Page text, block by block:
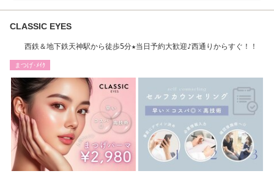
CLASSIC EYES
西鉄＆地下鉄天神駅から徒歩5分★当日予約大歓迎♪西通りからすぐ！！
まつげ･ﾒｲｸ